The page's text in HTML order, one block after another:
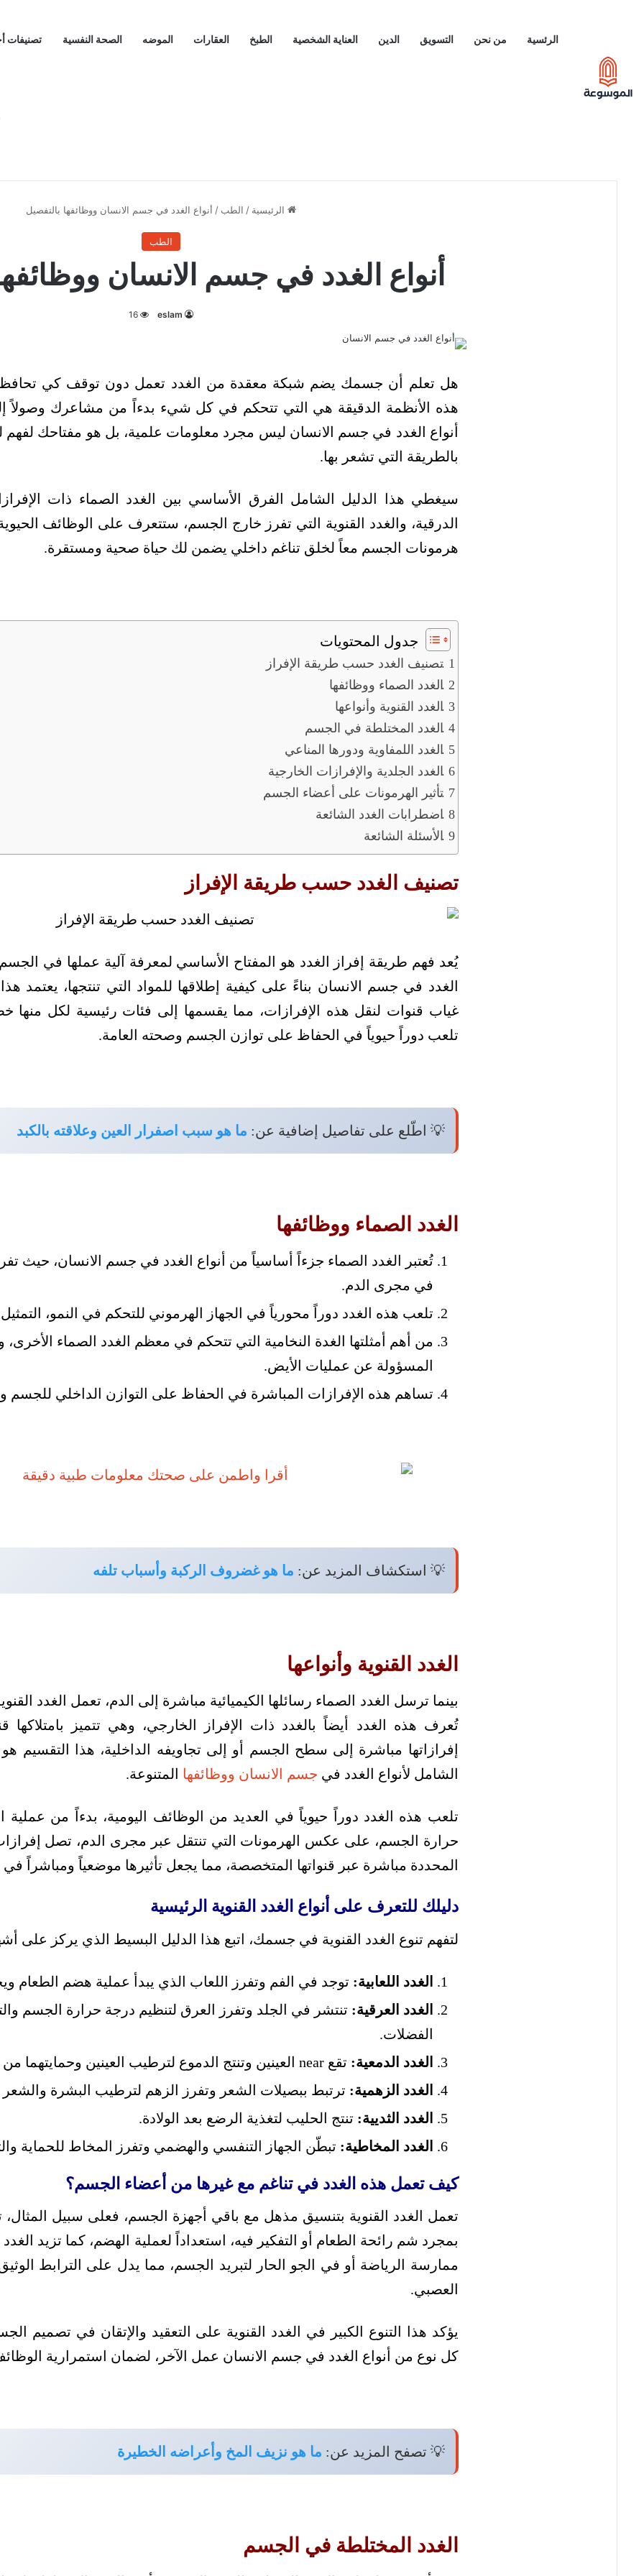
الرئسية من نحن التسويق الدين العناية الشخصية الطبخ العقارات الموضه الصحة النفسية تصنيفات
الرئيسية / الطب / أنواع الغدد في جسم الانسان ووظائفها بالتفصيل
الطب
أنواع الغدد في جسم الانسان
eslam
16
هل تعلم أن جسمك يضم شبكة معقدة من الغدد تعمل دون توقف كي
هذه الأنظمة الدقيقة هي التي تتحكم في كل شيء بدءاً من مشاعرك وصولاً
أنواع الغدد في جسم الانسان ليس مجرد معلومات علمية، بل هو مفتاحك
بالطريقة التي تشعر بها.
سيغطي هذا الدليل الشامل الفرق الأساسي بين الغدد الصماء ذات
الدرقية، والغدد القنوية التي تفرز خارج الجسم، ستتعرف على الوظائف
هرمونات الجسم معاً لخلق تناغم داخلي يضمن لك حياة صحية ومستقرة.
جدول المحتويات
تصنيف الغدد حسب طريقة الإفراز
الغدد الصماء ووظائفها
الغدد القنوية وأنواعها
الغدد المختلطة في الجسم
الغدد اللمفاوية ودورها المناعي
الغدد الجلدية والإفرازات الخارجية
تأثير الهرمونات على أعضاء الجسم
اضطرابات الغدد الشائعة
الأسئلة الشائعة
تصنيف الغدد حسب طريقة الإفراز
يُعد فهم طريقة إفراز الغدد هو المفتاح الأساسي لمعرفة آلية عملها في
الغدد في جسم الانسان بناءً على كيفية إطلاقها للمواد التي تنتجها، يعتمد
غياب قنوات لنقل هذه الإفرازات، مما يقسمها إلى فئات رئيسية لكل
تلعب دوراً حيوياً في الحفاظ على توازن الجسم وصحته العامة.
💡 اطّلع على تفاصيل إضافية عن: ما هو سبب اصفرار العين وعلاقته بالكبد
الغدد الصماء ووظائفها
تُعتبر الغدد الصماء جزءاً أساسياً من أنواع الغدد في جسم الانسان، حيث
في مجرى الدم.
تلعب هذه الغدد دوراً محورياً في الجهاز الهرموني للتحكم في النمو،
من أهم أمثلتها الغدة النخامية التي تتحكم في معظم الغدد الصماء الأخرى،
المسؤولة عن عمليات الأيض.
تساهم هذه الإفرازات المباشرة في الحفاظ على التوازن الداخلي للجسم
💡 استكشاف المزيد عن: ما هو غضروف الركبة وأسباب تلفه
الغدد القنوية وأنواعها
بينما ترسل الغدد الصماء رسائلها الكيميائية مباشرة إلى الدم، تعمل الغدد
تُعرف هذه الغدد أيضاً بالغدد ذات الإفراز الخارجي، وهي تتميز
إفرازاتها مباشرة إلى سطح الجسم أو إلى تجاويفه الداخلية، هذا
الشامل لأنواع الغدد في جسم الانسان ووظائفها المتنوعة.
تلعب هذه الغدد دوراً حيوياً في العديد من الوظائف اليومية، بدءاً من عملية
حرارة الجسم، على عكس الهرمونات التي تنتقل عبر مجرى الدم، تصل
المحددة مباشرة عبر قنواتها المتخصصة، مما يجعل تأثيرها موضعياً ومباشراً
دليلك للتعرف على أنواع الغدد القنوية الرئيسية
لتفهم تنوع الغدد القنوية في جسمك، اتبع هذا الدليل البسيط الذي يركز على
الغدد اللعابية: توجد في الفم وتفرز اللعاب الذي يبدأ عملية هضم الطعام
الغدد العرقية: تنتشر في الجلد وتفرز العرق لتنظيم درجة حرارة الجسم
الفضلات.
الغدد الدمعية: تقع near العينين وتنتج الدموع لترطيب العينين وحمايتهما من الجفاف والجراثيم.
الغدد الزهمية: ترتبط ببصيلات الشعر وتفرز الزهم لترطيب البشرة والشعر
الغدد الثديية: تنتج الحليب لتغذية الرضع بعد الولادة.
الغدد المخاطية: تبطّن الجهاز التنفسي والهضمي وتفرز المخاط للحماية
كيف تعمل هذه الغدد في تناغم مع غيرها من أعضاء الجسم؟
تعمل الغدد القنوية بتنسيق مذهل مع باقي أجهزة الجسم، فعلى سبيل المثال،
بمجرد شم رائحة الطعام أو التفكير فيه، استعداداً لعملية الهضم، كما تزيد
ممارسة الرياضة أو في الجو الحار لتبريد الجسم، مما يدل على الترابط
العصبي.
يؤكد هذا التنوع الكبير في الغدد القنوية على التعقيد والإتقان في تصميم
كل نوع من أنواع الغدد في جسم الانسان عمل الآخر، لضمان استمرارية الوظائف
💡 تصفح المزيد عن: ما هو نزيف المخ وأعراضه الخطيرة
الغدد المختلطة في الجسم